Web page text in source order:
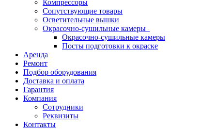
Компрессоры
Сопутствующие товары
Осветительные вышки
Окрасочно-сушильные камеры
Окрасочно-сушильные камеры
Посты подготовки к окраске
Аренда
Ремонт
Подбор оборудования
Доставка и оплата
Гарантия
Компания
Сотрудники
Реквизиты
Контакты